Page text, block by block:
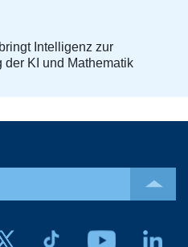
Intelligenz zur
KI und Mathematik